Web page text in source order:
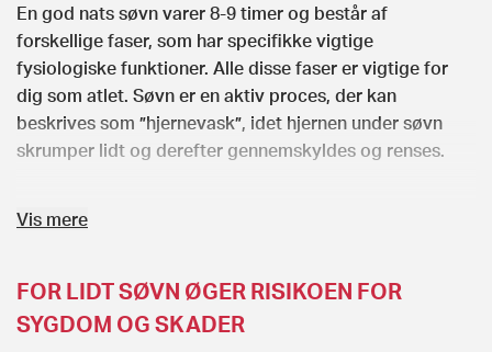
En god nats søvn varer 8-9 timer og består af
forskellige faser, som har specifikke vigtige
fysiologiske funktioner. Alle disse faser er vigtige for
dig som atlet. Søvn er en aktiv proces, der kan
beskrives som ”hjernevask”, idet hjernen under søvn
skrumper lidt og derefter gennemskyldes og renses.
En almindelig nats søvn har en del korte opvågninger,
sammenhængende og ubrudt- Hvis det er nødvendigt,
kan man godt ”rokkere” lidt rundt, så man f.eks. tager
Vis mere
FOR LIDT SØVN ØGER RISIKOEN FOR
SYGDOM OG SKADER